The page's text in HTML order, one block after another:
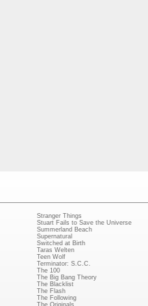
Stranger Things
Stuart Fails to Save the Universe
Summerland Beach
Supernatural
Switched at Birth
Taras Welten
Teen Wolf
Terminator: S.C.C.
The 100
The Big Bang Theory
The Blacklist
The Flash
The Following
The Originals